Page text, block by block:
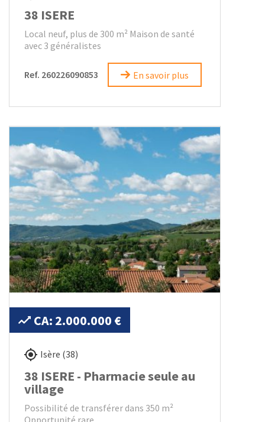
38 ISERE
Local neuf, plus de 300 m² Maison de santé
avec 3 généralistes
Ref. 260226090853 En savoir plus
CA: 2.000.000 €
Isère (38)
38 ISERE - Pharmacie seule au
village
Possibilité de transférer dans 350 m²
Opportunité rare